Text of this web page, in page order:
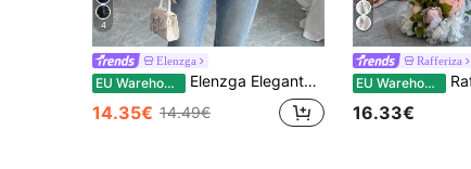
4
Elenzga
EU Warehouse Elenzga Elegante slim-fit overhemd met bloemenprint voor dames
14.35€ 14.49€
Rafferiza
EU Warehouse Rafferiza
16.33€